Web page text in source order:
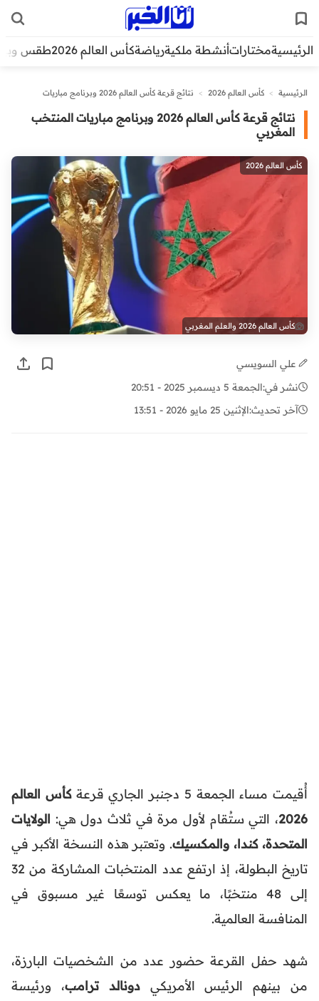
الرئيسيةمختاراتأنشطة ملكيةرياضةكأس العالم 2026 طقس
الرئيسية > كأس العالم 2026 >
نتائج قرعة كأس العالم 2026 وبرنامج مباريات
نتائج قرعة كأس العالم 2026 وبرنامج مباريات المنتخب
المغربي
كأس العالم 2026
كأس العالم 2026 والعلم المغربي
علي السويسي
نشر في:الجمعة 5 ديسمبر 2025 - 20:51
آخر تحديث:الإثنين 25 مايو 2026 - 13:51
أُقيمت مساء الجمعة 5 دجنبر الجاري قرعة
كأس العالم
2026، التي ستُقام لأول مرة في ثلاث دول هي: الولايات
المتحدة، كندا، والمكسيك. وتعتبر هذه النسخة الأكبر في
تاريخ البطولة، إذ ارتفع عدد المنتخبات المشاركة من 32
إلى 48 منتخبًا، ما يعكس توسعًا غير مسبوق في
المنافسة العالمية.
شهد حفل القرعة حضور عدد من الشخصيات البارزة،
من بينهم الرئيس الأمريكيدونالد ترامب، ورئيسة